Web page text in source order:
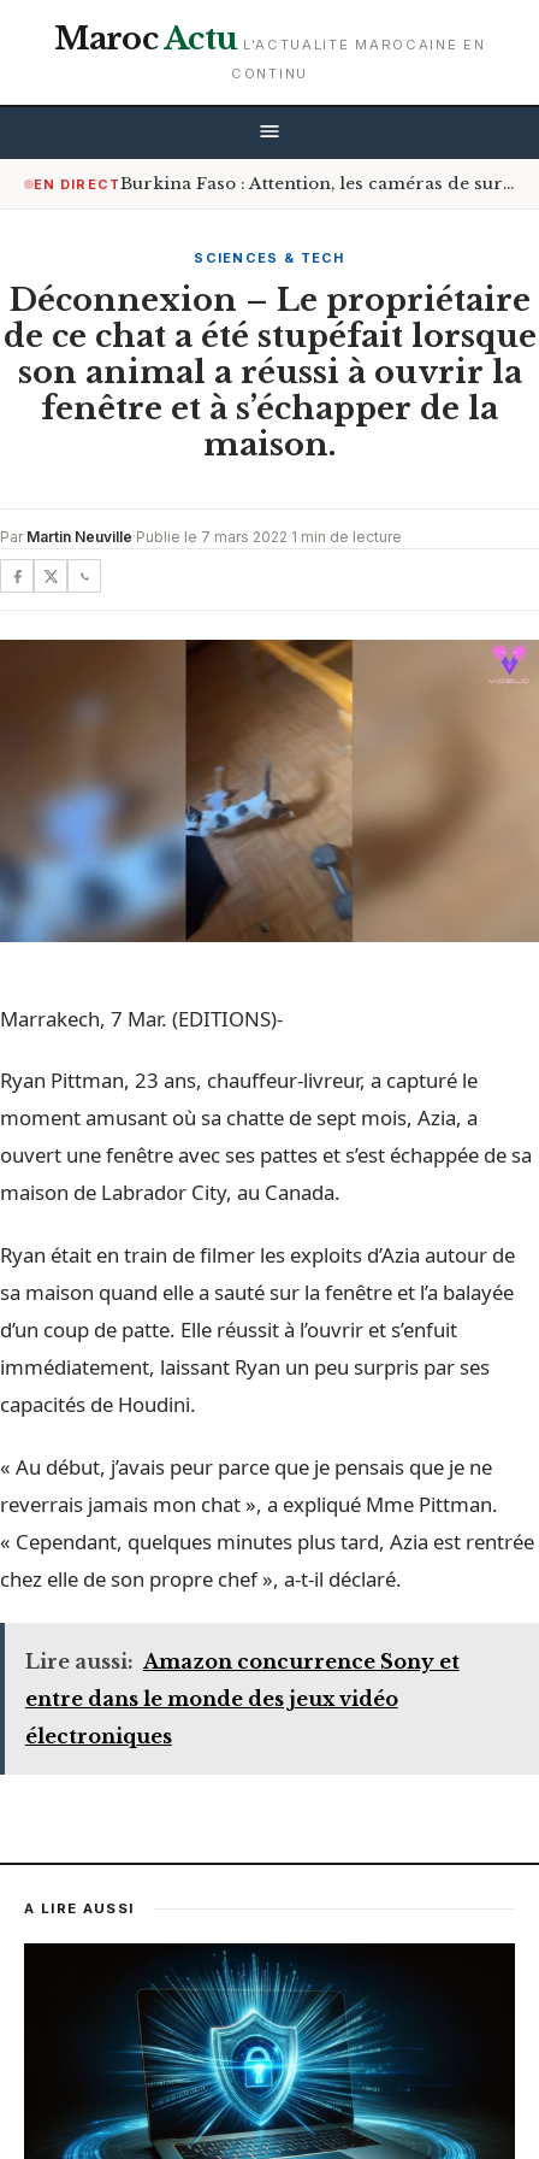
MarocActu L'ACTUALITE MAROCAINE EN
CONTINU
EN DIRECT Burkina Faso : Attention, les caméras de surveillance sont désormais à l’affût sur les routes
SCIENCES & TECH
Déconnexion – Le propriétaire
de ce chat a été stupéfait lorsque
son animal a réussi à ouvrir la
fenêtre et à s’échapper de la
maison.
Par Martin Neuville·Publie le 7 mars 2022·1 min de lecture
Marrakech, 7 Mar. (EDITIONS)-
Ryan Pittman, 23 ans, chauffeur-livreur, a capturé le
moment amusant où sa chatte de sept mois, Azia, a
ouvert une fenêtre avec ses pattes et s’est échappée de sa
maison de Labrador City, au Canada.
Ryan était en train de filmer les exploits d’Azia autour de
sa maison quand elle a sauté sur la fenêtre et l’a balayée
d’un coup de patte. Elle réussit à l’ouvrir et s’enfuit
immédiatement, laissant Ryan un peu surpris par ses
capacités de Houdini.
« Au début, j’avais peur parce que je pensais que je ne
reverrais jamais mon chat », a expliqué Mme Pittman.
« Cependant, quelques minutes plus tard, Azia est rentrée
chez elle de son propre chef », a-t-il déclaré.
Lire aussi: Amazon concurrence Sony et
entre dans le monde des jeux vidéo
électroniques
A LIRE AUSSI